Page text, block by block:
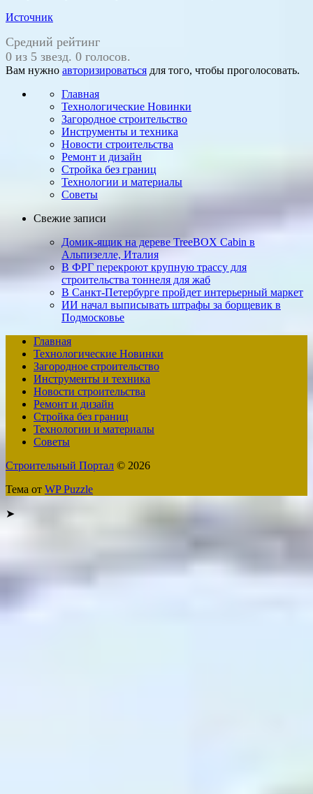
Источник
Средний рейтинг
0 из 5 звезд. 0 голосов.
Вам нужно авторизироваться для того, чтобы проголосовать.
Главная
Технологические Новинки
Загородное строительство
Инструменты и техника
Новости строительства
Ремонт и дизайн
Стройка без границ
Технологии и материалы
Советы
Свежие записи
Домик-ящик на дереве TreeBOX Cabin в
Альпизелле, Италия
В ФРГ перекроют крупную трассу для
строительства тоннеля для жаб
В Санкт-Петербурге пройдет интерьерный маркет
ИИ начал выписывать штрафы за борщевик в
Подмосковье
Главная
Технологические Новинки
Загородное строительство
Инструменты и техника
Новости строительства
Ремонт и дизайн
Стройка без границ
Технологии и материалы
Советы
Строительный Портал © 2026
Тема от WP Puzzle
➤